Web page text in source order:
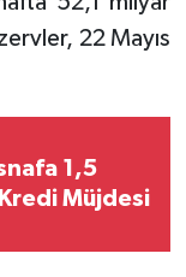
22 Mayıs
1,5
Müjdesi